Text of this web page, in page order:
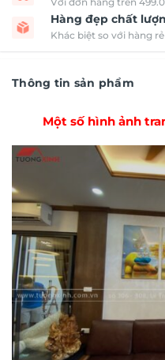
Hàng đẹp chất
Khác biệt so với hàng
Thông tin sản phẩm
Một số hình ảnh